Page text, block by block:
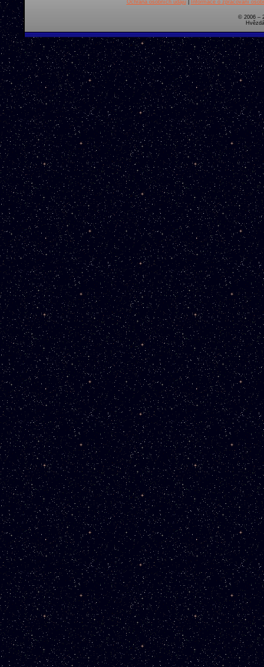
Ochrana osobních údajů| Informace o zpracování
© 2006 –